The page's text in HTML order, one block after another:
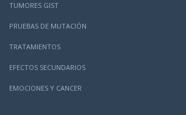
TUMORES GIST
PRUEBAS DE MUTACIÓN
TRATAMIENTOS
EFECTOS SECUNDARIOS
EMOCIONES Y CANCER